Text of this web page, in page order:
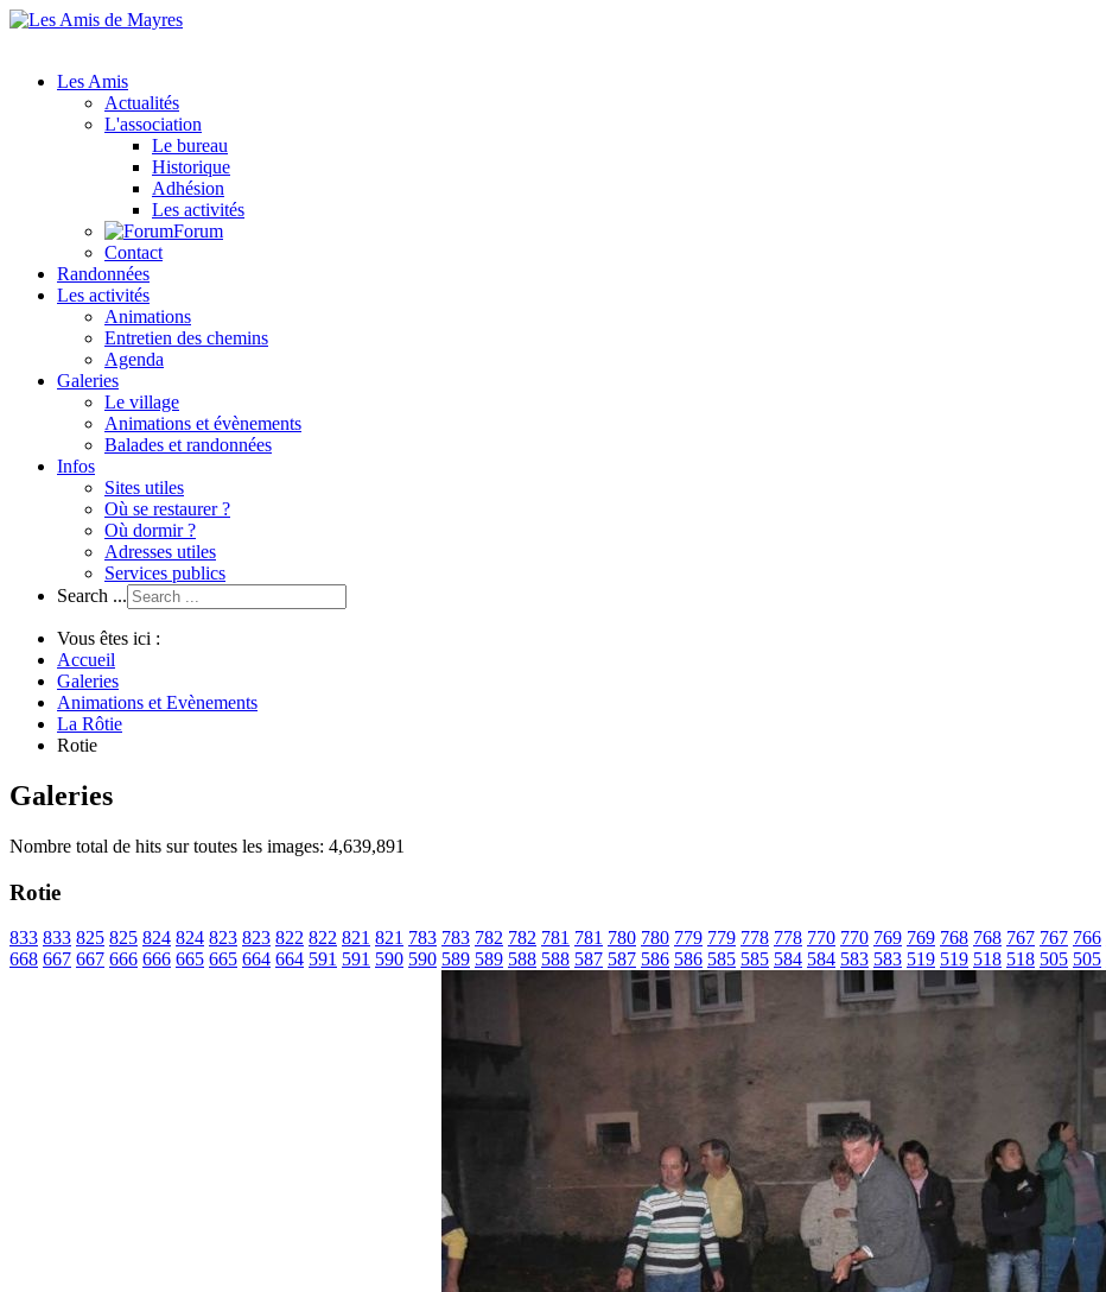
Les Amis
Actualités
L'association
Le bureau
Historique
Adhésion
Les activités
Forum
Contact
Randonnées
Les activités
Animations
Entretien des chemins
Agenda
Galeries
Le village
Animations et évènements
Balades et randonnées
Infos
Sites utiles
Où se restaurer ?
Où dormir ?
Adresses utiles
Services publics
Search ...
Vous êtes ici :
Accueil
Galeries
Animations et Evènements
La Rôtie
Rotie
Galeries
Nombre total de hits sur toutes les images: 4,639,891
Rotie
833 833 825 825 824 824 823 823 822 822 821 821 783 783 782 782 781 781 780 780 779 779 778 778 770 770 769 769 768 768 767 767 766
668 667 667 666 666 665 665 664 664 591 591 590 590 589 589 588 588 587 587 586 586 585 585 584 584 583 583 519 519 518 518 505 505